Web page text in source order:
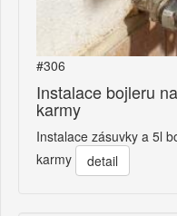
#306
Instalace bojleru
karmy
Instalace zásuvky a 5l
karmy
detail